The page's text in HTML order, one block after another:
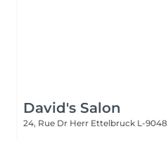
David's Salon
24, Rue Dr Herr Ettelbruck L-9048